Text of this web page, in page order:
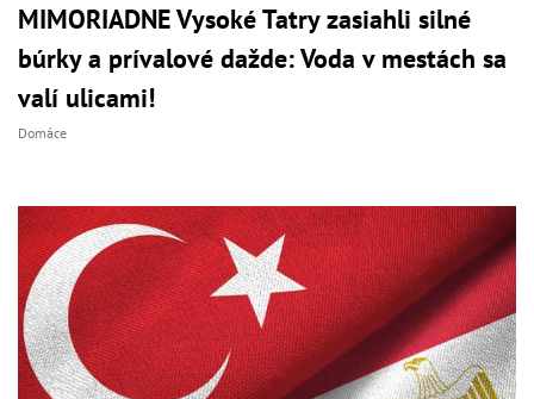
MIMORIADNE Vysoké Tatry zasiahli silné
búrky a prívalové dažde: Voda v mestách sa
valí ulicami!
Domáce